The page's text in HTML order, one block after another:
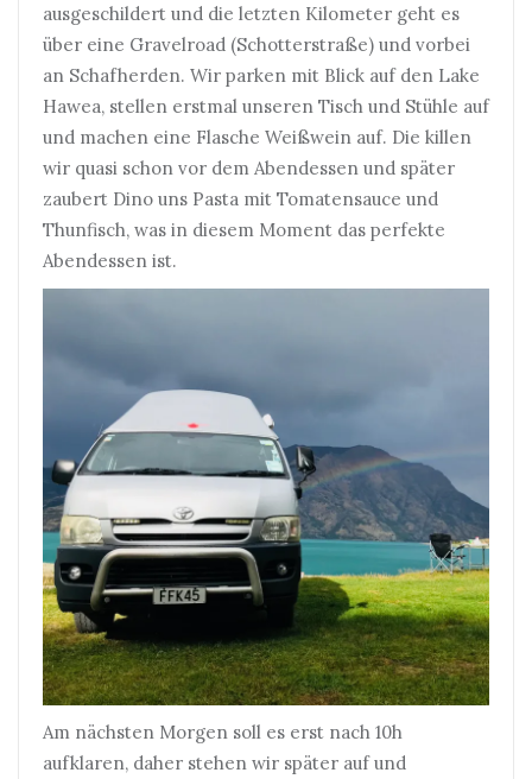
ausgeschildert und die letzten Kilometer geht es
über eine Gravelroad (Schotterstraße) und vorbei
an Schafherden. Wir parken mit Blick auf den Lake
Hawea, stellen erstmal unseren Tisch und Stühle auf
und machen eine Flasche Weißwein auf. Die killen
wir quasi schon vor dem Abendessen und später
zaubert Dino uns Pasta mit Tomatensauce und
Thunfisch, was in diesem Moment das perfekte
Abendessen ist.
Am nächsten Morgen soll es erst nach 10h
aufklaren, daher stehen wir später auf und